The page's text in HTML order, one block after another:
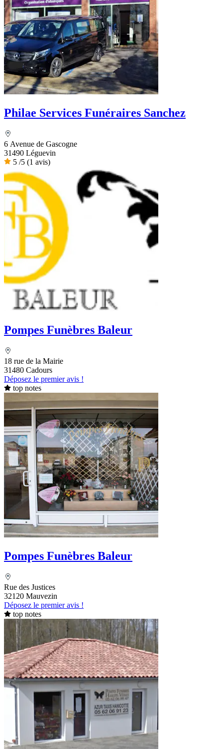
Philae Services Funéraires Sanchez
6 Avenue de Gascogne
31490 Léguevin
5 /5 (1 avis)
Pompes Funèbres Baleur
18 rue de la Mairie
31480 Cadours
Déposez le premier avis !
top notes
Pompes Funèbres Baleur
Rue des Justices
32120 Mauvezin
Déposez le premier avis !
top notes